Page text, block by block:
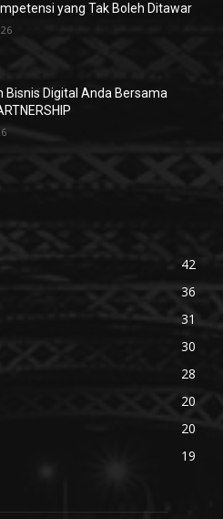
yang Tak Boleh Ditawar
Bisnis Digital Anda Bersama
42
36
31
30
28
20
20
19